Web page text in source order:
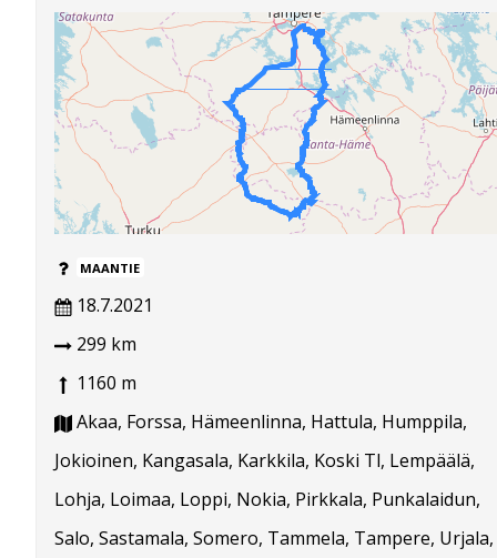
MAANTIE
18.7.2021
299 km
1160 m
Akaa, Forssa, Hämeenlinna, Hattula, Humppila,
Jokioinen, Kangasala, Karkkila, Koski Tl, Lempäälä,
Lohja, Loimaa, Loppi, Nokia, Pirkkala, Punkalaidun,
Salo, Sastamala, Somero, Tammela, Tampere, Urjala,